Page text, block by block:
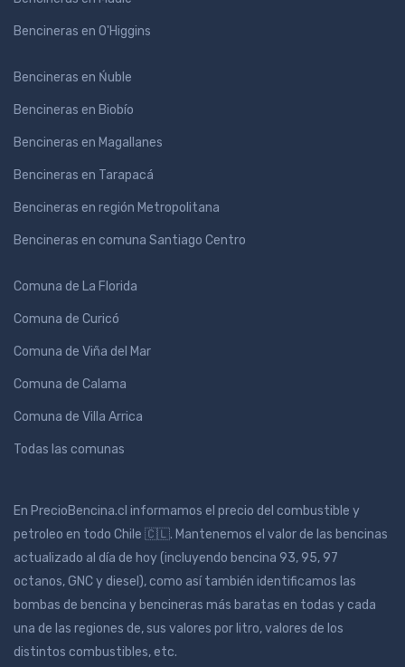
Bencineras en O'Higgins
Bencineras en Ńuble
Bencineras en Biobío
Bencineras en Magallanes
Bencineras en Tarapacá
Bencineras en región Metropolitana
Bencineras en comuna Santiago Centro
Comuna de La Florida
Comuna de Curicó
Comuna de Viña del Mar
Comuna de Calama
Comuna de Villa Arrica
Todas las comunas
En PrecioBencina.cl informamos el precio del combustible y
petroleo en todo Chile 🇨🇱. Mantenemos el valor de las bencinas
actualizado al día de hoy (incluyendo bencina 93, 95, 97
octanos, GNC y diesel), como así también identificamos las
bombas de bencina y bencineras más baratas en todas y cada
una de las regiones de, sus valores por litro, valores de los
distintos combustibles, etc.